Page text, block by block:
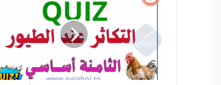
عند
الطيور
-
Quiz
-
الثامنة
أساسي